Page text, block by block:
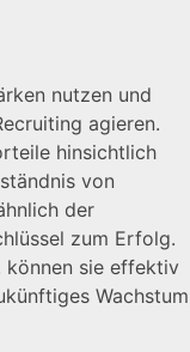
nutzen und
agieren.
hinsichtlich
von
der
zum Erfolg.
können sie effektiv
Wachstum